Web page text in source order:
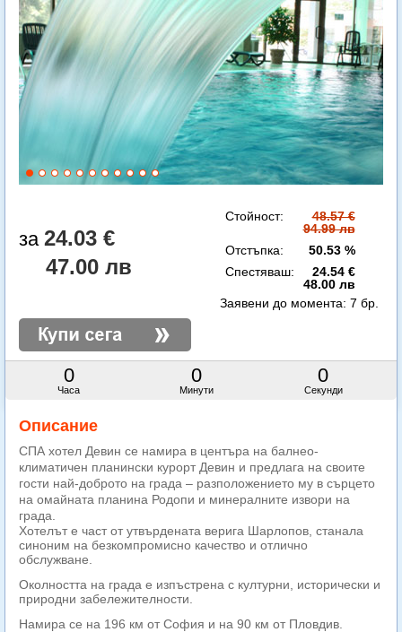
24.03 €
47.00 лв
Стойност:
48.57 €
94.99 лв
Отстъпка:
50.53 %
Спестяваш:
24.54 €
48.00 лв
0
Часа
0
Минути
0
Секунди
Заявени до момента: 7 бр.
Описание
СПА хотел Девин се намира в центъра на балнео-
климатичен планински курорт Девин и предлага на своите
гости най-доброто на града – разположението му в сърцето
на омайната планина Родопи и минералните извори на
града.
Хотелът е част от утвърдената верига Шарлопов, станала
синоним на безкомпромисно качество и отлично
обслужване.
Околността на града е изпъстрена с културни, исторически и
природни забележителности.
Намира се на 196 км от София и на 90 км от Пловдив.